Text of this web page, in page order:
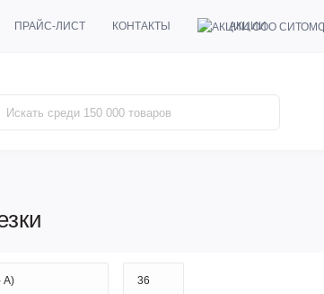
ПРАЙС-ЛИСТ КОНТАКТЫ АКЦИИ